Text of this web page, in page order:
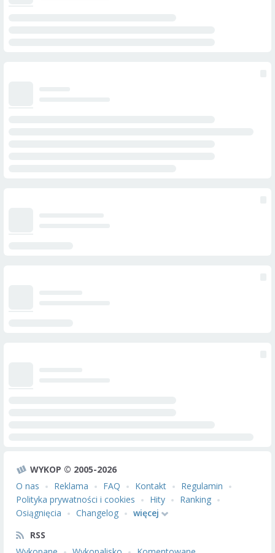
WYKOP © 2005-2026
O nas
Reklama FAQ Kontakt
Regulamin
Polityka prywatności i cookies
Hity
Ranking
Osiągnięcia
Changelog
więcej
RSS